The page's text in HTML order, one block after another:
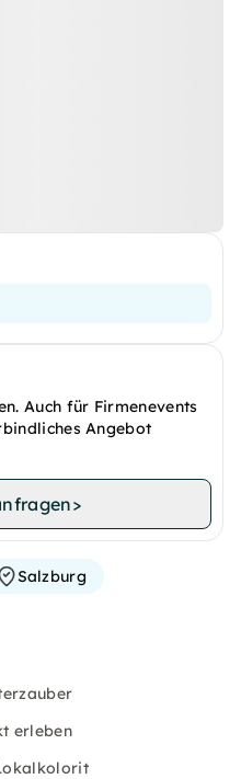
Auch für Firmenevents
Angebot
>
Salzburg
erleben